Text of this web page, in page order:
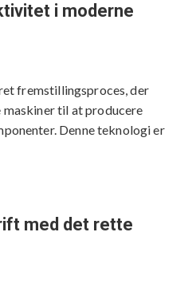
i moderne
fremstillingsproces, der
til at producere
Denne teknologi er
med det rette